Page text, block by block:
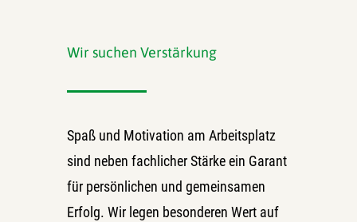
Wir suchen Verstärkung
Spaß und Motivation am Arbeitsplatz
sind neben fachlicher Stärke ein Garant
für persönlichen und gemeinsamen
Erfolg. Wir legen besonderen Wert auf